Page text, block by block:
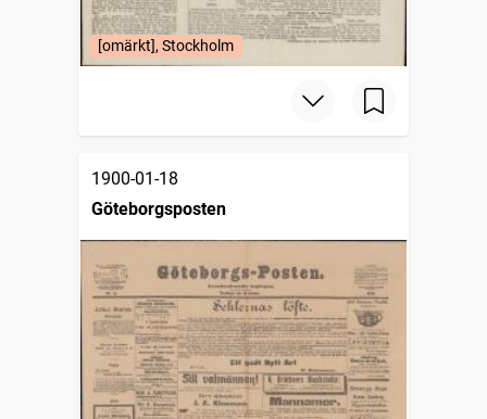
[omärkt], Stockholm
1900-01-18
Göteborgsposten